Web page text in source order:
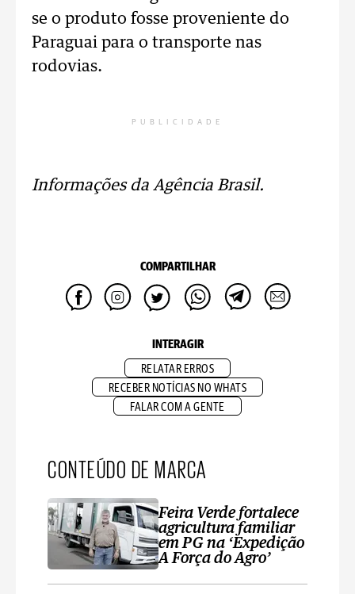
se o produto fosse proveniente do
Paraguai para o transporte nas
rodovias.
PUBLICIDADE
Informações da Agência Brasil.
COMPARTILHAR
INTERAGIR
RELATAR ERROS
RECEBER NOTÍCIAS NO WHATS
FALAR COM A GENTE
CONTEÚDO DE MARCA
Feira Verde fortalece
agricultura familiar
em PG na ‘Expedição
A Força do Agro’